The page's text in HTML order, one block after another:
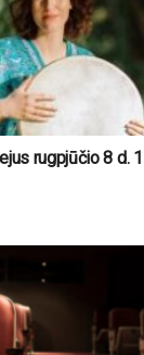
rugpjūčio 8 d.